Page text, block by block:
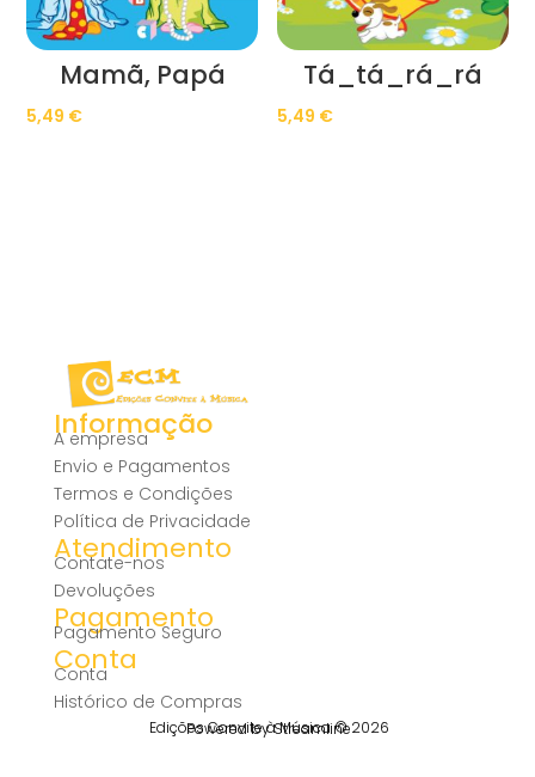
Mamã, Papá
5,49 €
Tá_tá_rá_rá
5,49 €
Informação
A empresa
Envio e Pagamentos
Termos e Condições
Política de Privacidade
Atendimento
Contate-nos
Devoluções
Pagamento
Pagamento Seguro
Conta
Conta
Histórico de Compras
Edições Convite à Música © 2026
Powered by Streamline